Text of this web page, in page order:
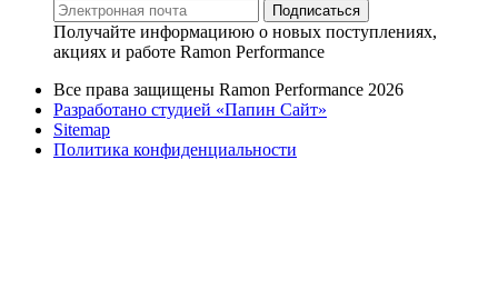
Подписаться
Получайте информациюю о новых поступлениях,
акциях и работе Ramon Performance
Все права защищены Ramon Performance 2026
Разработано студией «Папин Сайт»
Sitemap
Политика конфиденциальности